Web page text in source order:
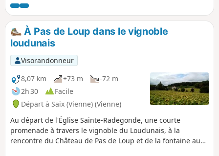
Marguerite d’Anjou serait décédée.
Dampierre-sur-Loire est aussi réputé en
tant que commune de l’appellation
Saumur-Champigny. Attention : portion
impraticable en bord de Loire en cas de
crue.
À Pas de Loup dans le vignoble
loudunais
Visorandonneur
8,07 km
+73 m
-72 m
2h 30
Facile
Départ à Saix (Vienne) (Vienne)
Au départ de l'Église Sainte-Radegonde, une courte
promenade à travers le vignoble du Loudunais, à la
rencontre du Château de Pas de Loup et de la fontaine au